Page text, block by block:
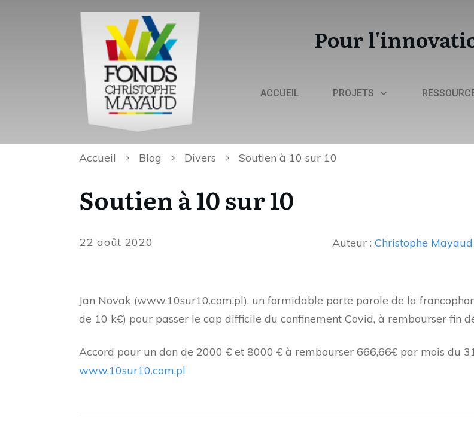
Pour
ACCUEIL PROJETS
Accueil Blog Divers Soutien à 10 sur 10
Soutien à 10 sur 10
22 août 2020 Auteur : Christophe Mayaud
Jan Novak (www.10sur10.com.pl), un formidable porte parole de la
de 10 k€) pour passer le cap difficile du confinement Covid, à rembourser fin
Accord pour un don de 2000 € et 8000 € à rembourser 666,66€ par mois du
www.10sur10.com.pl